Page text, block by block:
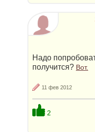
Надо
получится? Вот.
11 фев 2012
2